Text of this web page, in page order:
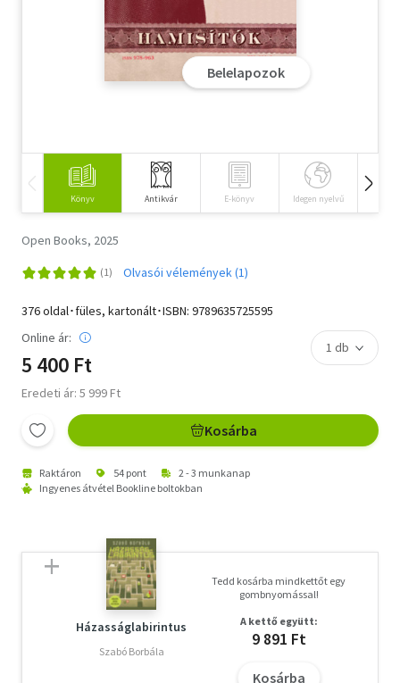
Természettudomány
Belelapozok
Könyv Antikvár E-könyv Idegen nyelvű
Open Books, 2025
Olvasói vélemények (1)
376 oldal･füles, kartonált･ISBN: 9789635725595
Online ár:
5 400 Ft
Eredeti ár: 5 999 Ft
Kosárba
Raktáron 54 pont
2 - 3 munkanap
Ingyenes átvétel Bookline boltokban
Házasságlabirintus
Szabó Borbála
Tedd kosárba mindkettőt egy
gombnyomással!
A kettő együtt:
9 891 Ft
Kosárba